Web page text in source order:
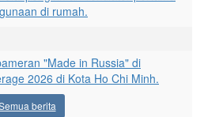
di rumah.
"Made in Russia" di
2026 di Kota Ho Chi Minh.
berita